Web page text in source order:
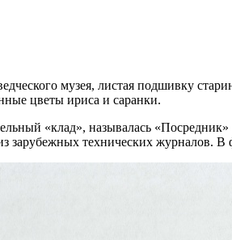
музея, листая подшивку
цветы ириса и саранки.
«клад», называлась
зарубежных технических журналов. В